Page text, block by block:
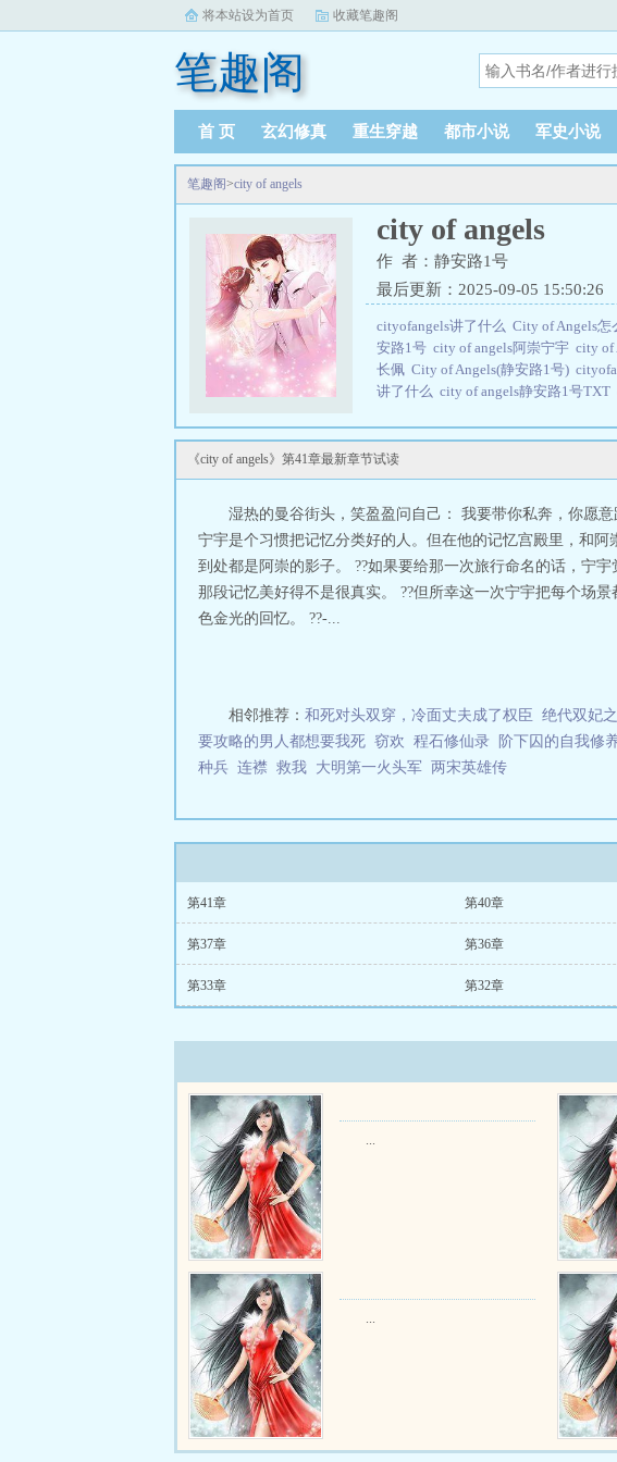
将本站设为首页 收藏笔趣阁
笔趣阁
首 页 玄幻修真 重生穿越 都市小说 军史小说
笔趣阁>city of angels
city of angels
作 者：静安路1号
最后更新：2025-09-05 15:50:26
cityofangels讲了什么 City of Angels怎
安路1号 city of angels阿崇宁宇 city of
长佩 City of Angels(静安路1号)
讲了什么 city of angels静安路1号TXT
个位置
angels讲的什么cityofangels广播剧讲
对其死缠烂打的故事，困难点是帅哥
比较轻松愉快，不提供排雷。PS:“天
《city of angels》第41章最新章节试读
湿热的曼谷街头，笑盈盈问自己： 我要带你私奔，你愿
宁宇是个习惯把记忆分类好的人。但在他的记忆宫殿里，和
到处都是阿崇的影子。 ??如果要给那一次旅行命名的话，宁
那段记忆美好得不是很真实。 ??但所幸这一次宁宇把每个场
色金光的回忆。 ??-...
相邻推荐： 和死对头双穿，冷面丈夫成了权臣 绝代双妃
要攻略的男人都想要我死 窃欢 程石修仙录 阶下囚的自我修
种兵 连襟 救我 大明第一火头军 两宋英雄传
第41章 第40章
第37章 第36章
第33章 第32章
...
...